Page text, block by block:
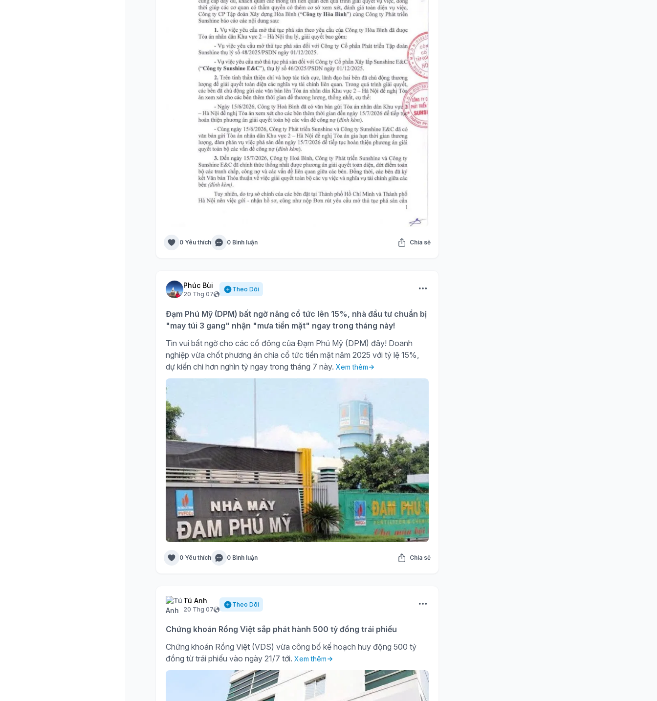
0 Yêu thích 0 Bình luận Chia sẻ
Phúc Bùi
20 Thg 07
Theo Dõi
Đạm Phú Mỹ (DPM) bất ngờ nâng cổ tức lên 15%, nhà đầu tư chuẩn bị
"may túi 3 gang" nhận "mưa tiền mặt" ngay trong tháng này!
Tin vui bất ngờ cho các cổ đông của Đạm Phú Mỹ (DPM) đây! Doanh
nghiệp vừa chốt phương án chia cổ tức tiền mặt năm 2025 với tỷ lệ 15%,
dự kiến chi hơn nghìn tỷ ngay trong tháng 7 này. Xem thêm
0 Yêu thích 0 Bình luận Chia sẻ
Tú Anh
20 Thg 07
Theo Dõi
Chứng khoán Rồng Việt sắp phát hành 500 tỷ đồng trái phiếu
Chứng khoán Rồng Việt (VDS) vừa công bố kế hoạch huy động 500 tỷ
đồng từ trái phiếu vào ngày 21/7 tới. Xem thêm